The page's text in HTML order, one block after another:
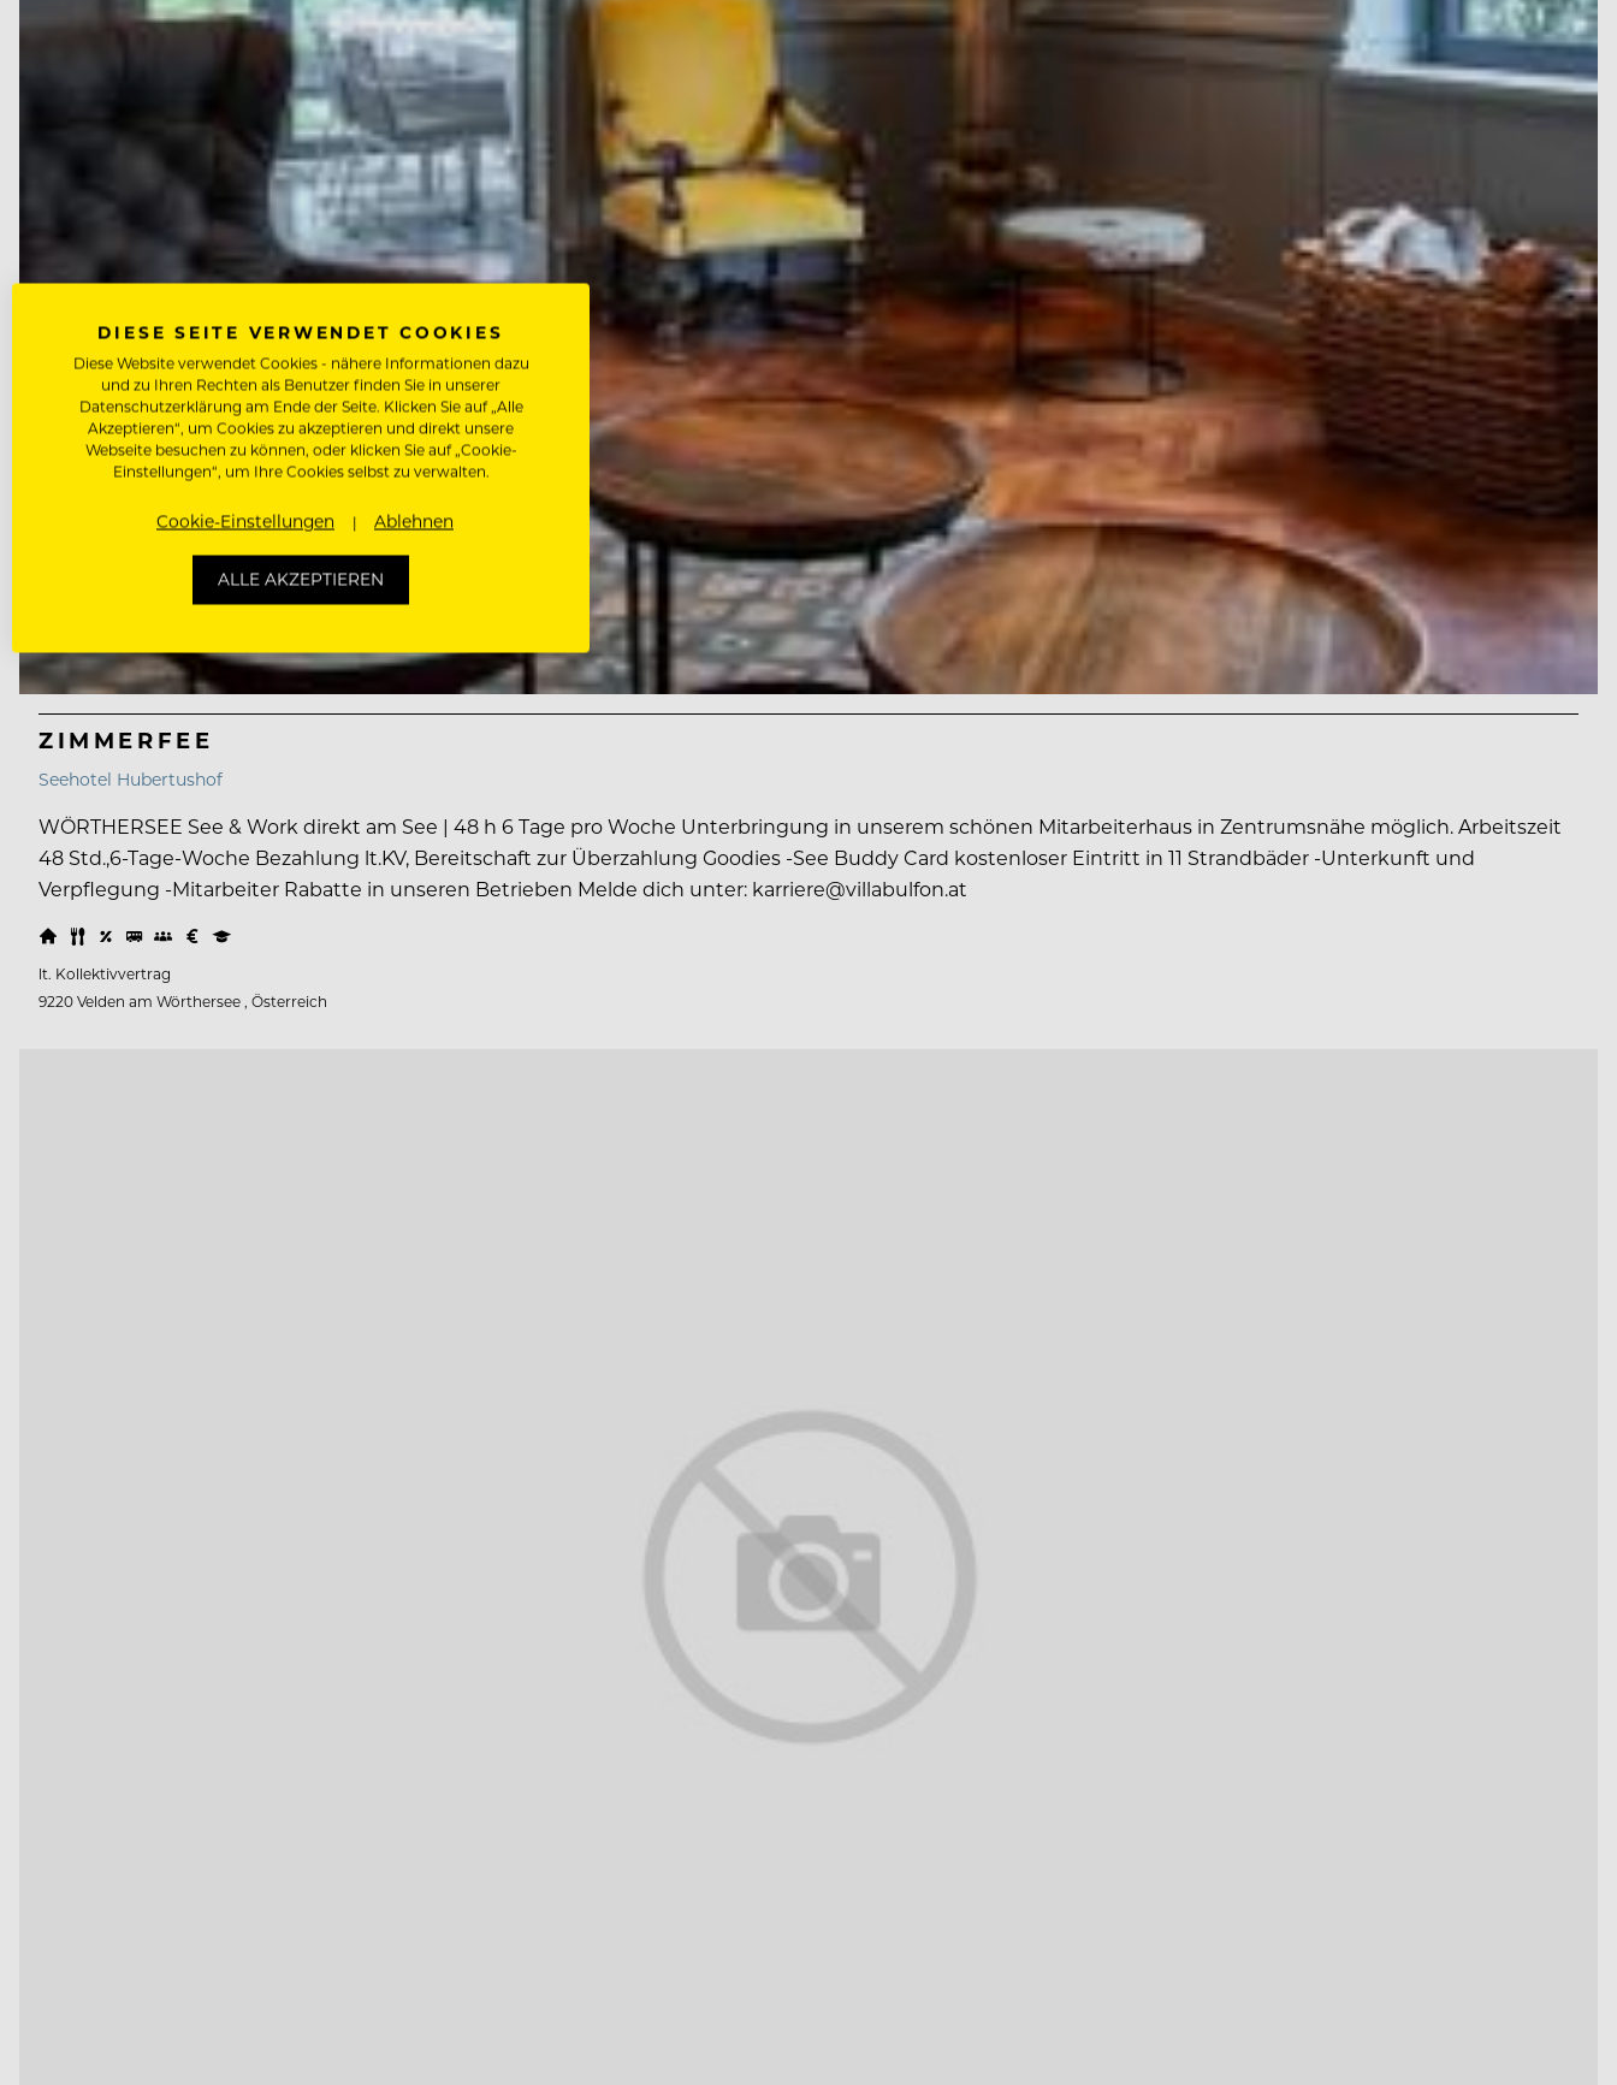
ZIMMERFEE
Seehotel Hubertushof
WÖRTHERSEE See & Work direkt am See | 48 h 6 Tage pro Woche Unterbringung in unserem schönen Mitarbeiterhaus in Zentrumsnähe möglich. Arbeitszeit
48 Std.,6-Tage-Woche Bezahlung lt.KV, Bereitschaft zur Überzahlung Goodies -See Buddy Card kostenloser Eintritt in 11 Strandbäder -Unterkunft und
Verpflegung -Mitarbeiter Rabatte in unseren Betrieben Melde dich unter: karriere@villabulfon.at
lt. Kollektivvertrag
9220 Velden am Wörthersee , Österreich
DIESE SEITE VERWENDET COOKIES
Diese Website verwendet Cookies - nähere Informationen dazu
und zu Ihren Rechten als Benutzer finden Sie in unserer
Datenschutzerklärung am Ende der Seite. Klicken Sie auf „Alle
Akzeptieren“, um Cookies zu akzeptieren und direkt unsere
Webseite besuchen zu können, oder klicken Sie auf „Cookie-
Einstellungen“, um Ihre Cookies selbst zu verwalten.
Cookie-Einstellungen Ablehnen
ALLE AKZEPTIEREN